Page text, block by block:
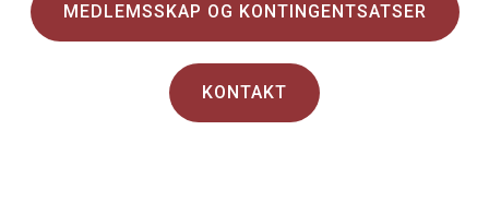
MEDLEMSSKAP OG KONTINGENTSATSER
KONTAKT